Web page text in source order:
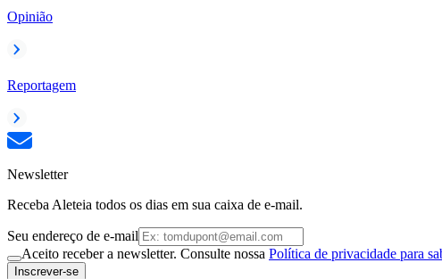
Opinião
Reportagem
Newsletter
Receba Aleteia todos os dias em sua caixa de e-mail.
Seu endereço de e-mail
Aceito receber a newsletter. Consulte nossa Política de privacidade para
Inscrever-se